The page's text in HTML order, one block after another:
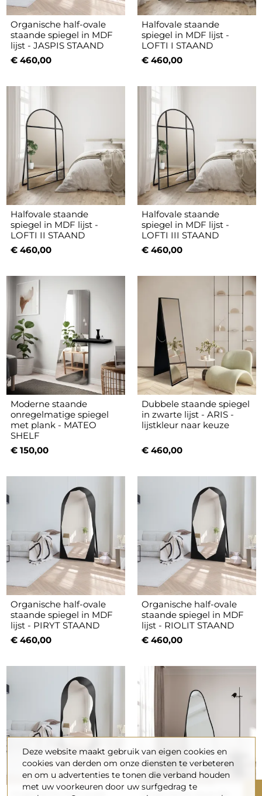
Organische half-ovale
staande spiegel in MDF
lijst - JASPIS STAAND
€ 460,00
Halfovale staande
spiegel in MDF lijst -
LOFTI I STAAND
€ 460,00
Halfovale staande
spiegel in MDF lijst -
LOFTI II STAAND
€ 460,00
Halfovale staande
spiegel in MDF lijst -
LOFTI III STAAND
€ 460,00
Moderne staande
onregelmatige spiegel
met plank - MATEO
SHELF
€ 150,00
Dubbele staande spiegel
in zwarte lijst - ARIS -
lijstkleur naar keuze
€ 460,00
Organische half-ovale
staande spiegel in MDF
lijst - PIRYT STAAND
€ 460,00
Organische half-ovale
staande spiegel in MDF
lijst - RIOLIT STAAND
€ 460,00
Organische half-ovale Organische staande
Deze website maakt gebruik van eigen cookies en
cookies van derden om onze diensten te verbeteren
en om u advertenties te tonen die verband houden
met uw voorkeuren door uw surfgedrag te